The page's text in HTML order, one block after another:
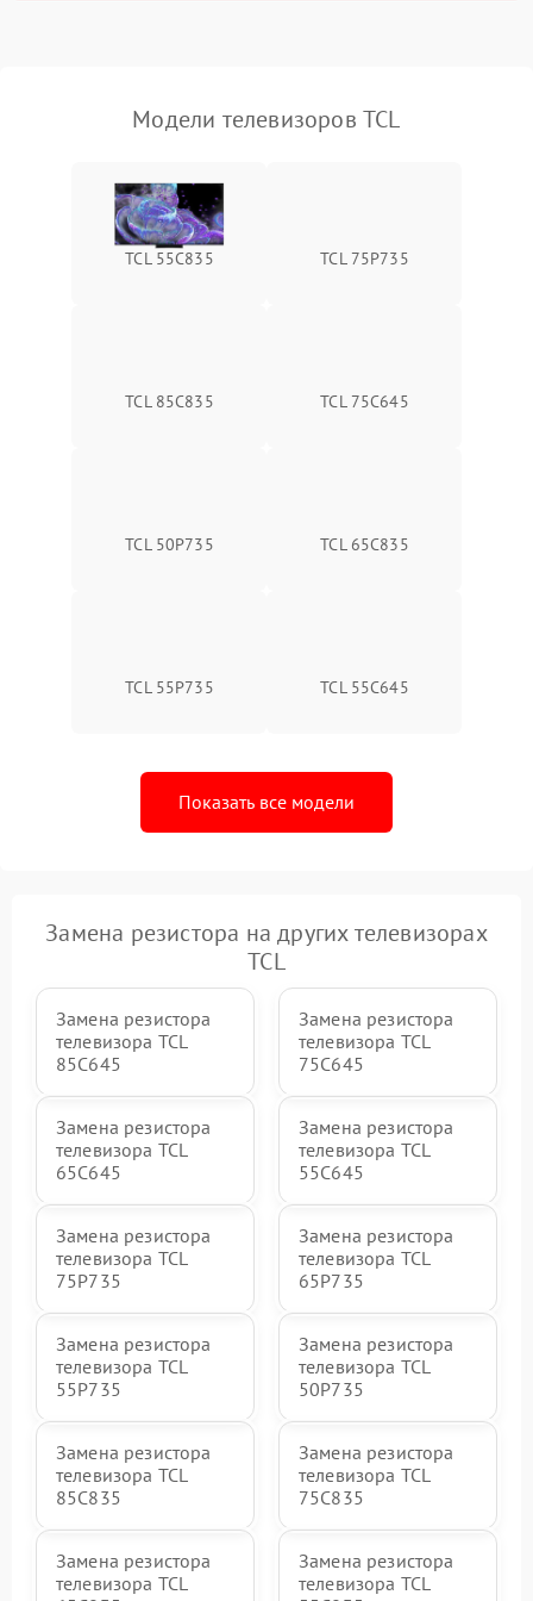
Модели телевизоров TCL
TCL 55C835 TCL 75P735
TCL 85C835 TCL 75C645
TCL 50P735 TCL 65C835
TCL 55P735 TCL 55C645
Показать все модели
Замена резистора на других телевизорах
TCL
Замена резистора
телевизора TCL
85C645
Замена резистора
телевизора TCL
75C645
Замена резистора
телевизора TCL
65C645
Замена резистора
телевизора TCL
55C645
Замена резистора
телевизора TCL
75P735
Замена резистора
телевизора TCL
65P735
Замена резистора
телевизора TCL
55P735
Замена резистора
телевизора TCL
50P735
Замена резистора
телевизора TCL
85C835
Замена резистора
телевизора TCL
75C835
Замена резистора
телевизора TCL
Замена резистора
телевизора TCL